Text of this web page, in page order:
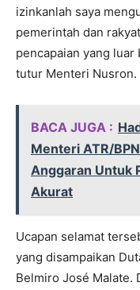
izinkanlah saya
pemerintah dan
pencapaian yang luar
tutur Menteri Nusron.
BACA JUGA :
Menteri ATR/
Anggaran Untuk
Akurat
Ucapan selamat
yang disampaikan
Belmiro José Malate.